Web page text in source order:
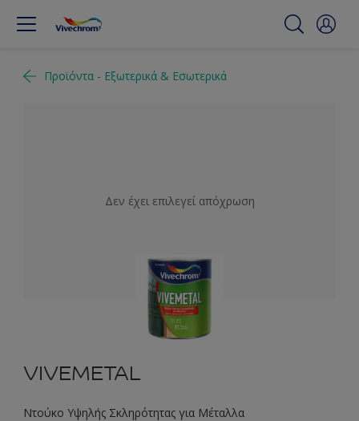
Προϊόντα - Εξωτερικά & Εσωτερικά
Δεν έχει επιλεγεί απόχρωση
VIVEMETAL
Ντούκο Υψηλής Σκληρότητας για Μέταλλα